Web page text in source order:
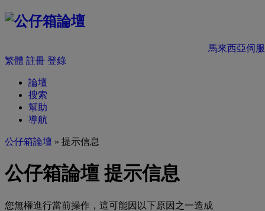
馬來西亞伺
繁體 註冊 登錄
論壇
搜索
幫助
導航
公仔箱論壇 » 提示信息
公仔箱論壇 提示信息
您無權進行當前操作，這可能因以下原因之一造成